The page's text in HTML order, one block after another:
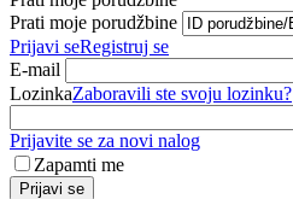
Prati moje porudžbine
Prijavi seRegistruj se
E-mail
LozinkaZaboravili ste svoju lozinku?
Prijavite se za novi nalog
Zapamti me
Prijavi se